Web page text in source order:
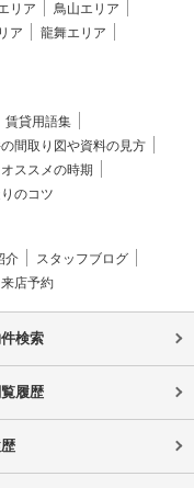
リア
鳥山エリア
ア
龍舞エリア
賃貸用語集
間取り図や資料の見方
ススメの時期
のコツ
介
スタッフブログ
来店予約
検索
履歴